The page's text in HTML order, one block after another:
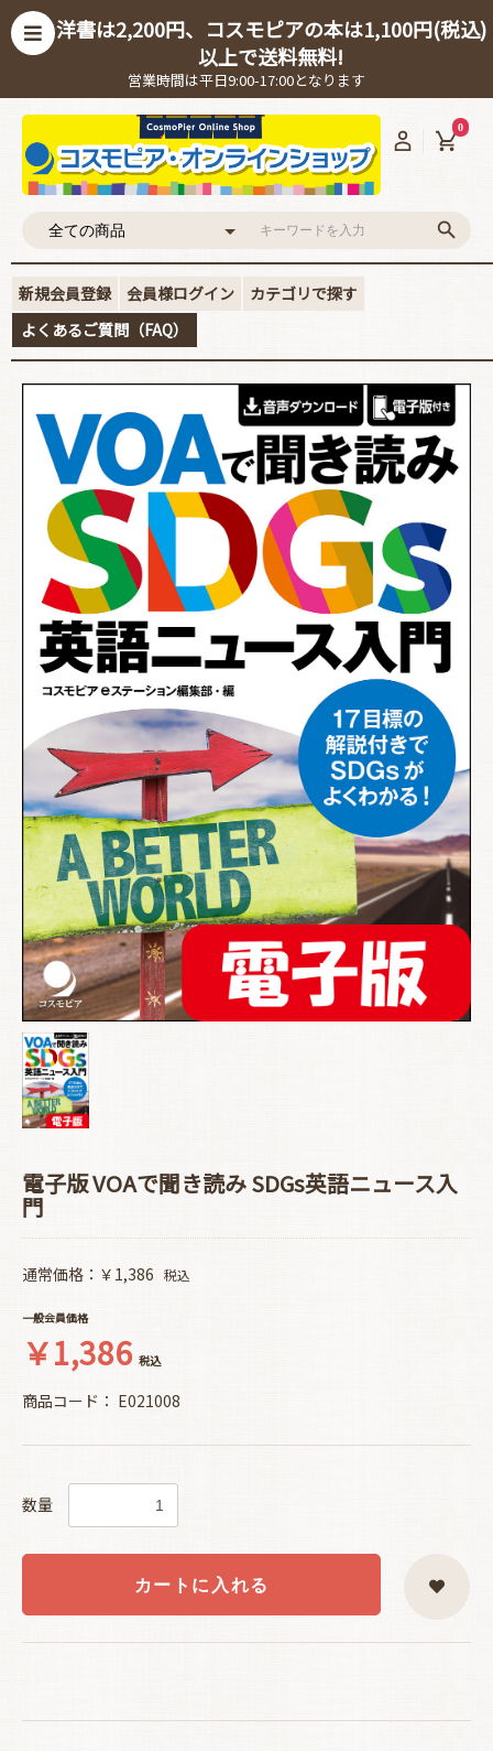
洋書は2,200円、コスモピアの本は1,100円(税込)
以上で送料無料!
営業時間は平日9:00-17:00となります
0
新規会員登録 会員様ログイン
カテゴリで探す
よくあるご質問（FAQ）
電子版 VOAで聞き読み SDGs英語ニュース入
門
通常価格：￥1,386 税込
一般会員価格
￥1,386 税込
商品コード： E021008
数量
カートに入れる